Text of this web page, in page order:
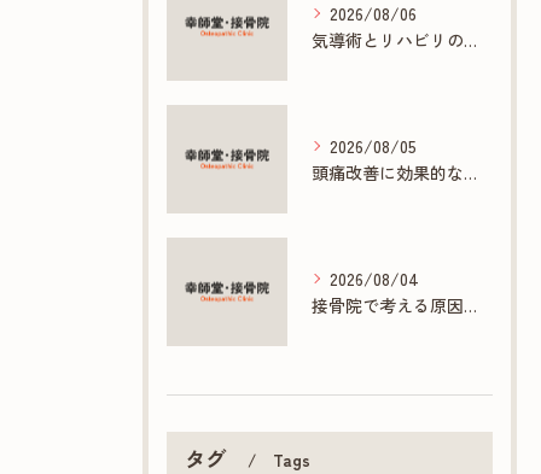
2026/08/06
気導術とリハビリの連携で促す早期回復法
2026/08/05
頭痛改善に効果的な接骨院の多彩な施術方法
2026/08/04
接骨院で考える原因不明の胃痛と胸痛の対策
タグ Tags